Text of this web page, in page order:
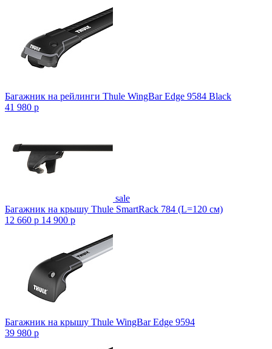
Багажник на рейлинги Thule WingBar Edge 9584 Black
41 980 p
sale
Багажник на крышу Thule SmartRack 784 (L=120 см)
12 660 p 14 900 p
Багажник на крышу Thule WingBar Edge 9594
39 980 p